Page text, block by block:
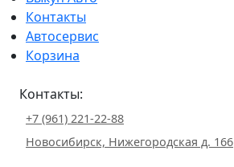
Контакты
Автосервис
Корзина
Контакты:
+7 (961) 221-22-88
Новосибирск, Нижегородская д. 166